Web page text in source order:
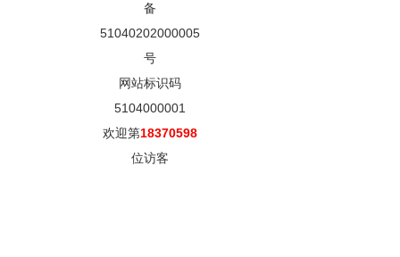
备
51040202000005
号
网站标识码
5104000001
欢迎第18370598
位访客